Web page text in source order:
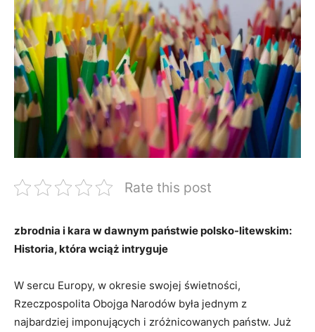
Rate this post
zbrodnia i kara w dawnym państwie polsko-litewskim:
Historia, która wciąż intryguje
W sercu Europy, w okresie swojej świetności,
Rzeczpospolita Obojga Narodów była jednym z
najbardziej imponujących i zróżnicowanych państw. Już